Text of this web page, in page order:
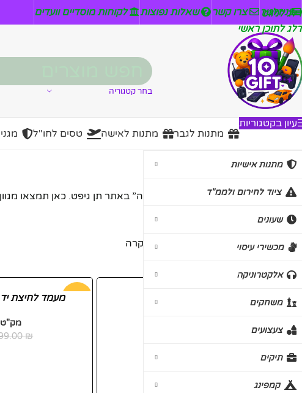
דלג לניווט
דלג לתוכן ראשי
ניזלטר צרו קשר שאלות נפוצות לקוחות מוסדיים וועדים
בחר קטגוריה
עיון בקטגוריות
מתנות אישיות
ציוד לחירום ולממ"ד
שעונים
מכשירי עיסוי
אלקטרוניקה
משחקים
צעצועים
תיקים
קמפינג
מתנות לגבר מתנות לאישה טסים לחו"ל
גביע הוקרה
ברוכים הבאים לקטגוריית “גביע הוקרה” באתר תן גיפט. כאן תמצאו
עמוד הבית/ מתנות אישיות גביע הוקרה
-52% מעמד לחיצת
₪